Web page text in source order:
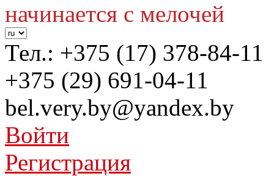
начинается с мелочей
Тел.: +375 (17) 378-84-11
+375 (29) 691-04-11
bel.very.by@yandex.by
Войти
Регистрация